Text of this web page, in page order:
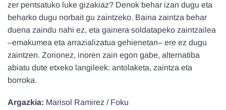
zer pentsatuko luke gizakiaz? Denok behar izan dugu eta
beharko dugu norbait gu zaintzeko. Baina zaintza behar
duena zaindu nahi ez, eta gainera soldatapeko zaintzailea
–emakumea eta arrazializatua gehienetan– ere ez dugu
zaintzen. Zorionez, inoren zain egon gabe, alternatiba
abiatu dute etxeko langileek: antolaketa, zaintza eta
borroka.
Argazkia: Marisol Ramirez / Foku